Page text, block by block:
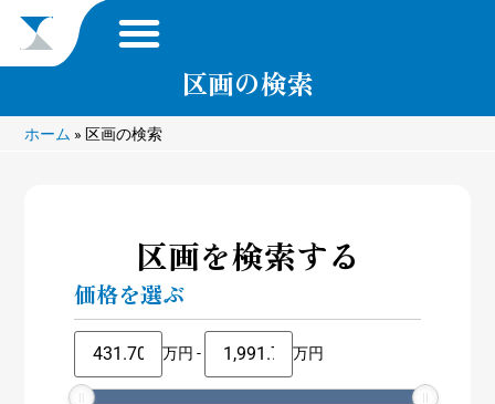
区画の検索
ホーム »区画の検索
区画を検索する
価格を選ぶ
万円 - 万円